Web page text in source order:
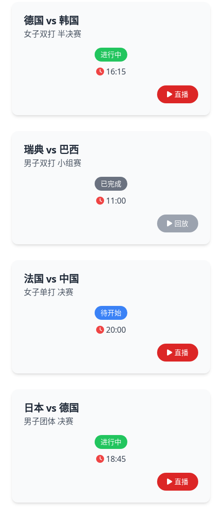
德国 vs 韩国
女子双打 半决赛
进行中
16:15
直播
瑞典 vs 巴西
男子双打 小组赛
已完成
11:00
回放
法国 vs 中国
女子单打 决赛
待开始
20:00
直播
日本 vs 德国
男子团体 决赛
进行中
18:45
直播